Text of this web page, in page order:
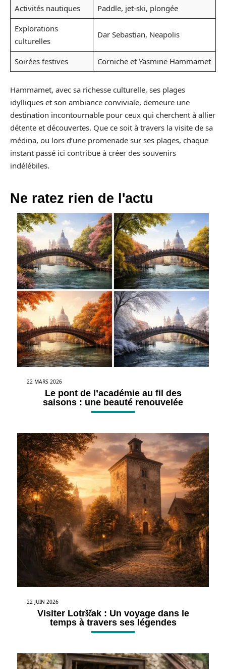
Activités nautiques
Paddle, jet-ski, plongée
Explorations
culturelles
Dar Sebastian, Neapolis
Soirées festives Corniche et Yasmine Hammamet
Hammamet, avec sa richesse culturelle, ses plages
idylliques et son ambiance conviviale, demeure une
destination incontournable pour ceux qui cherchent à allier
détente et découvertes. Que ce soit à travers la visite de sa
médina, ou lors d’une promenade sur ses plages, chaque
instant passé ici contribue à créer des souvenirs
indélébiles.
Ne ratez rien de l'actu
22 MARS 2026
Le pont de l’académie au fil des
saisons : une beauté renouvelée
22 JUIN 2026
Visiter Lotrščak : Un voyage dans le
temps à travers ses légendes